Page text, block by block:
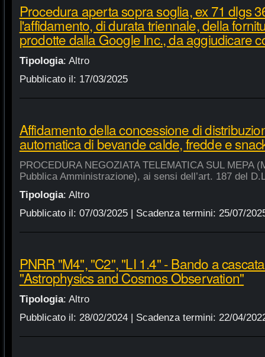
Procedura aperta sopra soglia, ex 71 dlgs
l'affidamento, di durata triennale, della
prodotte dalla Google Inc., da aggiudicare
Tipologia: Altro
Pubblicato il: 17/03/2025
Affidamento della concessione di
automatica di bevande calde, fredde e
PROCEDURA NEGOZIATA TELEMATICA SUL MEPA
Pubblica Amministrazione), ai sensi dell’art. 187 del
Tipologia: Altro
Pubblicato il: 07/03/2025| Scadenza termini: 25/07/
PNRR "M4", "C2", "LI 1.4" - Bando a
"Astrophysics and Cosmos Observation"
Tipologia: Altro
Pubblicato il: 28/02/2024| Scadenza termini: 22/04/